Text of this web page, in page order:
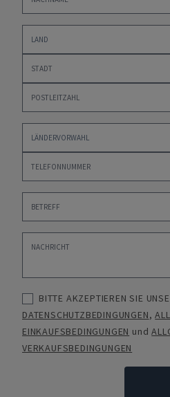
BITTE AKZEPTIEREN SIE
DATENSCHUTZBEDINGUNGEN,
EINKAUFSBEDINGUNGEN und
VERKAUFSBEDINGUNGEN